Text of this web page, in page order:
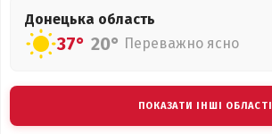
Донецька область
37° 20° Переважно ясно
ПОКАЗАТИ ІНШІ ОБЛАСТІ